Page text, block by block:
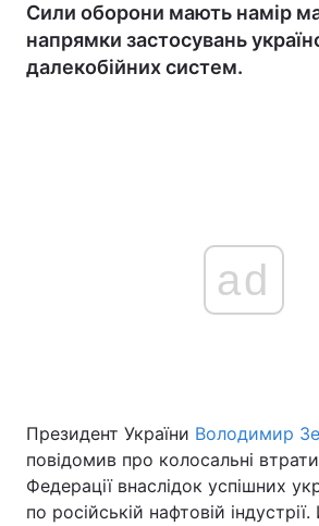
Україна
Економіка Світ
Сили оборони мають намір
напрямки застосувань
далекобійних систем.
ad
Президент України Володимир
повідомив про колосальні
Федерації внаслідок успішних
по російській нафтовій